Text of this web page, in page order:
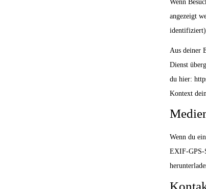
Wenn
angezeigt
Aus deiner
Dienst
du hier:
Kontext
Wenn du
EXIF-GPS-